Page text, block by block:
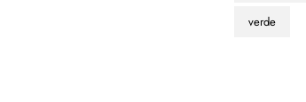
verde